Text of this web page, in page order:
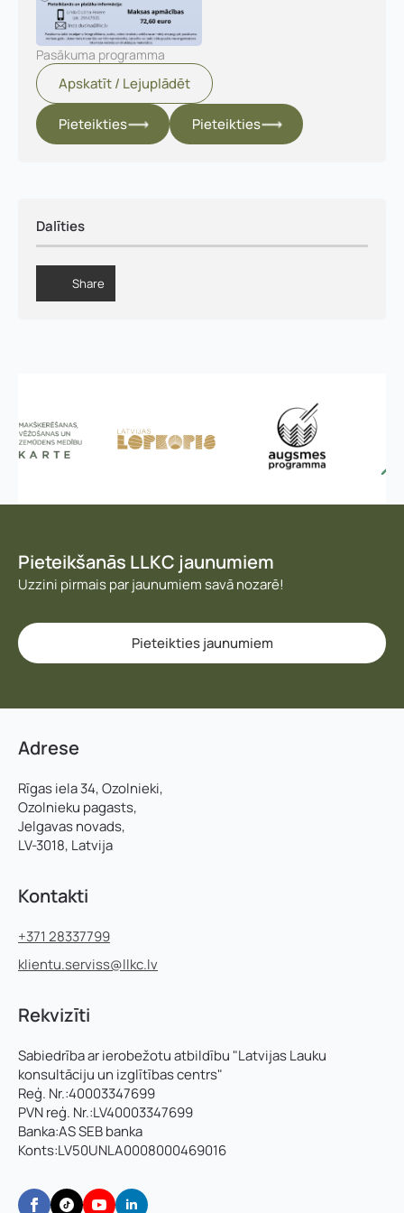
Pasākuma programma
Apskatīt / Lejuplādēt
Pieteikties Pieteikties
Dalīties
Share
Pieteikšanās LLKC jaunumiem
Uzzini pirmais par jaunumiem savā nozarē!
Pieteikties jaunumiem
Adrese
Rīgas iela 34, Ozolnieki,
Ozolnieku pagasts,
Jelgavas novads,
LV-3018, Latvija
Kontakti
+371 28337799
klientu.serviss@llkc.lv
Rekvizīti
Sabiedrība ar ierobežotu atbildību "Latvijas Lauku
konsultāciju un izglītības centrs"
Reģ. Nr.:40003347699
PVN reģ. Nr.:LV40003347699
Banka:AS SEB banka
Konts:LV50UNLA0008000469016
Pieteikties